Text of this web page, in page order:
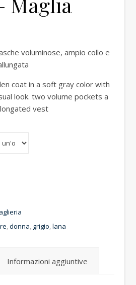
voluminose, ampio collo e
coat in a soft gray color with
look. two volume pockets a
vest
,donna, grigio,lana
Informazioni aggiuntive